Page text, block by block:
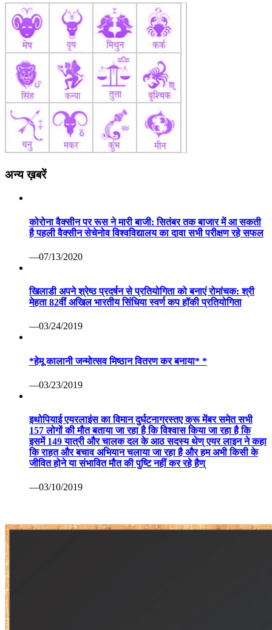
अन्य ख़बरें
कोरोना वैक्सीन पर रूस ने मारी बाजी: सितंबर तक बाजार में आ सकती
है पहली वैक्सीन सेचेनोव विश्वविद्यालय का दावा सभी परीक्षण रहे सफल
—07/13/2020
खिलाडी अपने श्रेष्ठ प्रदर्षन से प्रतियोगिता को बनाएं रोमांचक: श्री
मेहता 82वीं अखिल भारतीय सिंधिया स्वर्ण कप हॉकी प्रतियोगिता
—03/24/2019
*हेमू कालानी जन्मोत्सव मिष्ठान वितरण कर बनाया* *
—03/23/2019
इथोपियाई एयरलाइंस का विमान दुर्घटनाग्रस्तए क्रू मेंबर समेत सभी
157 लोगों की मौत बताया जा रहा है कि विश्वास किया जा रहा है कि
इसमें 149 यात्री और चालक दल के आठ सदस्य थेण् एयर लाइन ने कहा
कि राहत और बचाव अभियान चलाया जा रहा है और हम अभी किसी के
जीवित होने या संभावित मौत की पुष्टि नहीं कर रहे हैण्
—03/10/2019